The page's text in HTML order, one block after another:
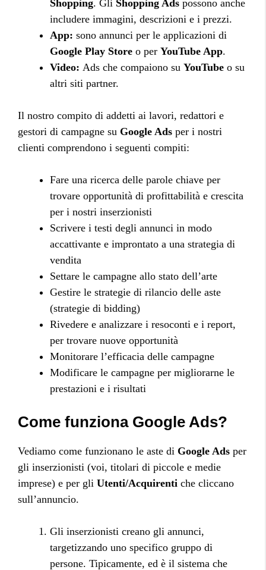
Shopping. Gli Shopping Ads possono anche
includere immagini, descrizioni e i prezzi.
App: sono annunci per le applicazioni di
Google Play Store o per YouTube App.
Video: Ads che compaiono su YouTube o su
altri siti partner.
Il nostro compito di addetti ai lavori, redattori e
gestori di campagne su Google Ads per i nostri
clienti comprendono i seguenti compiti:
Fare una ricerca delle parole chiave per
trovare opportunità di profittabilità e crescita
per i nostri inserzionisti
Scrivere i testi degli annunci in modo
accattivante e improntato a una strategia di
vendita
Settare le campagne allo stato dell’arte
Gestire le strategie di rilancio delle aste
(strategie di bidding)
Rivedere e analizzare i resoconti e i report,
per trovare nuove opportunità
Monitorare l’efficacia delle campagne
Modificare le campagne per migliorarne le
prestazioni e i risultati
Come funziona Google Ads?
Vediamo come funzionano le aste di Google Ads per
gli inserzionisti (voi, titolari di piccole e medie
imprese) e per gli Utenti/Acquirenti che cliccano
sull’annuncio.
Gli inserzionisti creano gli annunci,
targetizzando uno specifico gruppo di
persone. Tipicamente, ed è il sistema che